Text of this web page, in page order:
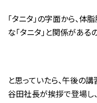
「タニタ」の字面から、
な「タニタ」と関係がある
と思っていたら、午後の
谷田社長が挨拶で登場し、